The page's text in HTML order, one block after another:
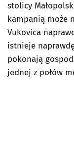
stolicy
kampanią może
Vukovica
istnieje
pokonają
jednej z połów